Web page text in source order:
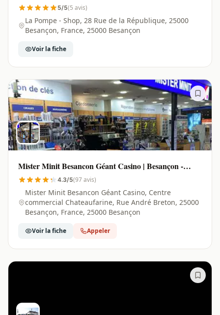
5/5(5 avis)
La Pompe - Shop, 28 Rue de la République, 25000
Besançon, France, 25000 Besançon
Voir la fiche
Mister Minit Besancon Géant Casino | Besançon -
25000
4.3/5(97 avis)
Mister Minit Besancon Géant Casino, Centre
commercial Chateaufarine, Rue André Breton, 25000
Besançon, France, 25000 Besançon
Voir la fiche Appeler